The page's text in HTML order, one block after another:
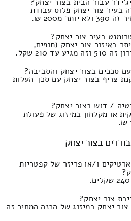
בעיר צור יצחק פלוס עבודת
מ200 ₪.
בעיר צור יצחק?
באיזור צור יצחק (תופים,
210 שקל.
סככים בצור יצחק והסביבה?
צריף בצור יצחק עם סכך העלות
/ דוש בצור יצחק?
או מקלחון במיזוג של פעולת
בצור יצחק
ו/או פריזר של קפטריות
צור יצחק?
יצחק במיזוג של הכנה המחיר זה